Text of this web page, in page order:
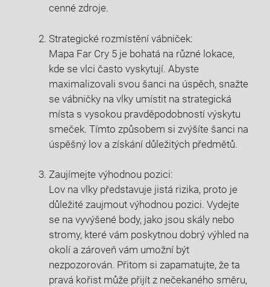
cenné zdroje.
Strategické rozmístění vábniček:
Mapa Far Cry 5 je bohatá na různé lokace,
kde se vlci často vyskytují. Abyste
maximalizovali svou šanci na úspěch, snažte
se vábničky na vlky umístit na strategická
místa s vysokou pravděpodobností výskytu
smeček. Tímto způsobem si zvýšíte šanci na
úspěšný lov a získání důležitých předmětů.
Zaujímejte výhodnou pozici:
Lov na vlky představuje jistá rizika, proto je
důležité zaujmout výhodnou pozici. Vydejte
se na vyvýšené body, jako jsou skály nebo
stromy, které vám poskytnou dobrý výhled na
okolí a zároveň vám umožní být
nezpozorován. Přitom si zapamatujte, že ta
pravá kořist může přijít z nečekaného směru,